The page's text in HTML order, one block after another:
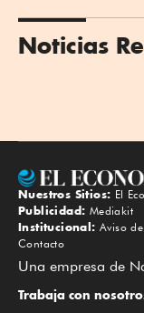
Noticias
Nuestros Sitios: El
Publicidad: Mediakit
Institucional: Aviso
Contacto
Una empresa de
Trabaja con